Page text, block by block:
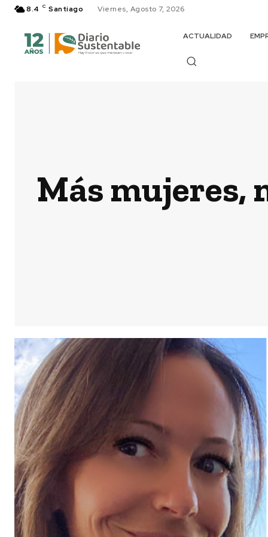
8.4 C Santiago Viernes, Agosto 7, 2026
ACTUALIDAD
Más mujeres,